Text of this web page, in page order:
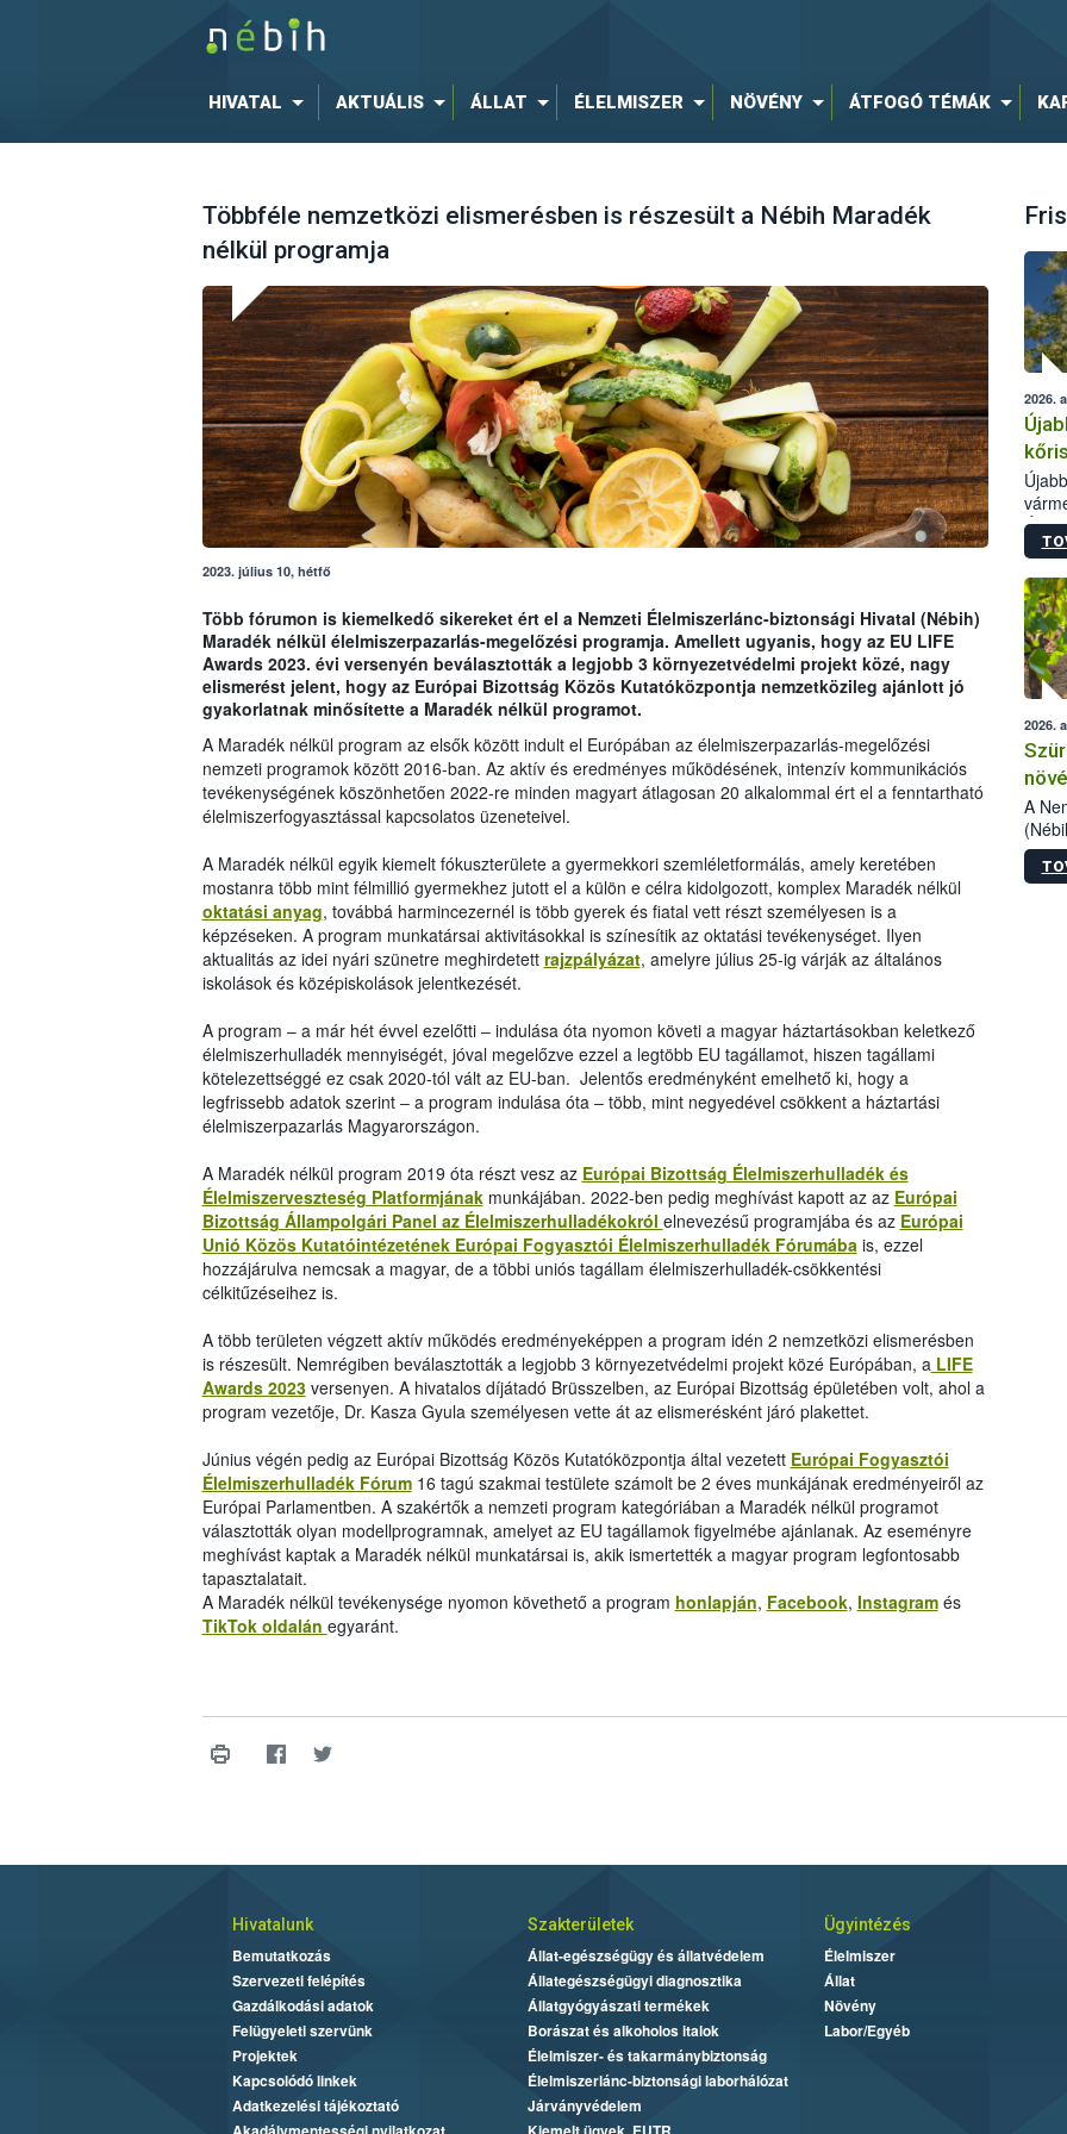
HIVATAL AKTUÁLIS ÁLLAT ÉLELMISZER NÖVÉNY ÁTFOGÓ TÉMÁK
Többféle nemzetközi elismerésben is részesült a Nébih Maradék
nélkül programja
2023. július 10, hétfő
Több fórumon is kiemelkedő sikereket ért el a Nemzeti Élelmiszerlánc-biztonsági Hivatal (Nébih)
Maradék nélkül élelmiszerpazarlás-megelőzési programja. Amellett ugyanis, hogy az EU LIFE
Awards 2023. évi versenyén beválasztották a legjobb 3 környezetvédelmi projekt közé, nagy
elismerést jelent, hogy az Európai Bizottság Közös Kutatóközpontja nemzetközileg ajánlott jó
gyakorlatnak minősítette a Maradék nélkül programot.
A Maradék nélkül program az elsők között indult el Európában az élelmiszerpazarlás-megelőzési
nemzeti programok között 2016-ban. Az aktív és eredményes működésének, intenzív kommunikációs
tevékenységének köszönhetően 2022-re minden magyart átlagosan 20 alkalommal ért el a fenntartható
élelmiszerfogyasztással kapcsolatos üzeneteivel.
A Maradék nélkül egyik kiemelt fókuszterülete a gyermekkori szemléletformálás, amely keretében
mostanra több mint félmillió gyermekhez jutott el a külön e célra kidolgozott, komplex Maradék nélkül
oktatási anyag, továbbá harmincezernél is több gyerek és fiatal vett részt személyesen is a
képzéseken. A program munkatársai aktivitásokkal is színesítik az oktatási tevékenységet. Ilyen
aktualitás az idei nyári szünetre meghirdetett rajzpályázat, amelyre július 25-ig várják az általános
iskolások és középiskolások jelentkezését.
A program ‒ a már hét évvel ezelőtti ‒ indulása óta nyomon követi a magyar háztartásokban keletkező
élelmiszerhulladék mennyiségét, jóval megelőzve ezzel a legtöbb EU tagállamot, hiszen tagállami
kötelezettséggé ez csak 2020-tól vált az EU-ban. Jelentős eredményként emelhető ki, hogy a
legfrissebb adatok szerint ‒ a program indulása óta ‒ több, mint negyedével csökkent a háztartási
élelmiszerpazarlás Magyarországon.
A Maradék nélkül program 2019 óta részt vesz az Európai Bizottság Élelmiszerhulladék és
Élelmiszerveszteség Platformjánakmunkájában. 2022-ben pedig meghívást kapott az az Európai
Bizottság Állampolgári Panel az Élelmiszerhulladékokról elnevezésű programjába és az Európai
Unió Közös Kutatóintézetének Európai Fogyasztói Élelmiszerhulladék Fórumábais, ezzel
hozzájárulva nemcsak a magyar, de a többi uniós tagállam élelmiszerhulladék-csökkentési
célkitűzéseihez is.
A több területen végzett aktív működés eredményeképpen a program idén 2 nemzetközi elismerésben
is részesült. Nemrégiben beválasztották a legjobb 3 környezetvédelmi projekt közé Európában, aLIFE
Awards 2023versenyen. A hivatalos díjátadó Brüsszelben, az Európai Bizottság épületében volt, ahol a
program vezetője, Dr. Kasza Gyula személyesen vette át az elismerésként járó plakettet.
Június végén pedig az Európai Bizottság Közös Kutatóközpontja által vezetett Európai Fogyasztói
Élelmiszerhulladék Fórum16 tagú szakmai testülete számolt be 2 éves munkájának eredményeiről az
Európai Parlamentben. A szakértők a nemzeti program kategóriában a Maradék nélkül programot
választották olyan modellprogramnak, amelyet az EU tagállamok figyelmébe ajánlanak. Az eseményre
meghívást kaptak a Maradék nélkül munkatársai is, akik ismertették a magyar program legfontosabb
tapasztalatait.
A Maradék nélkül tevékenysége nyomon követhető a program honlapján, Facebook, Instagramés
TikTok oldalán egyaránt.
2026.
2026.
A
Hivatalunk
Bemutatkozás
Szervezeti felépítés
Gazdálkodási adatok
Felügyeleti szervünk
Projektek
Kapcsolódó linkek
Adatkezelési tájékoztató
Szakterületek
Állat-egészségügy és állatvédelem
Állategészségügyi diagnosztika
Állatgyógyászati termékek
Borászat és alkoholos italok
Élelmiszer- és takarmánybiztonság
Élelmiszerlánc-biztonsági laborhálózat
Járványvédelem
Ügyintézés
Élelmiszer
Állat
Növény
Labor/Egyéb